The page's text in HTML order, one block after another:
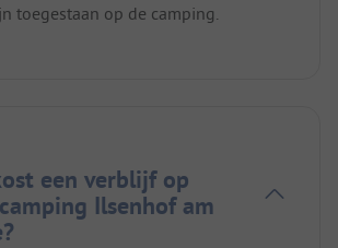
toegestaan op de camping.
een verblijf op
Ilsenhof am